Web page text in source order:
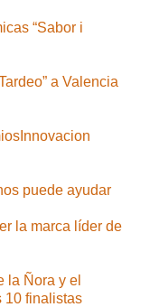
“Sabor i
a Valencia
puede ayudar
la marca líder de
la Ñora y el
10 finalistas